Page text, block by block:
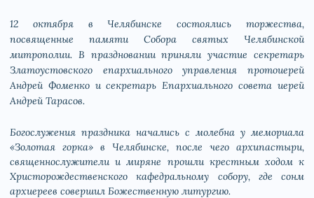
12 октября в Челябинске состоялись торжества,
посвященные памяти Собора святых Челябинской
митрополии. В праздновании приняли участие секретарь
Златоустовского епархиального управления протоиерей
Андрей Фоменко и секретарь Епархиального совета иерей
Андрей Тарасов.
Богослужения праздника начались с молебна у мемориала
«Золотая горка» в Челябинске, после чего архипастыри,
священнослужители и миряне прошли крестным ходом к
Христорождественского кафедральному собору, где сонм
архиереев совершил Божественную литургию.